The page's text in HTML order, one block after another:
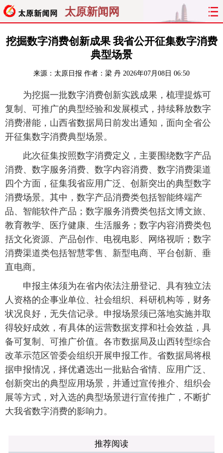
太原新闻网
首页 聚焦 太原 山西
关注
旅游 理财 政务 教育
看天下 晋月读
太原日报 太原晚报 热评 社区
挖掘数字消费创新成果 我省公开征集数字消费
典型场景
来源： 太原日报 作者：梁 丹 2026年07月08日 06:50
为挖掘一批数字消费创新实践成果，梳理提炼可
复制、可推广的典型经验和发展模式，持续释放数字
消费潜能，山西省数据局日前发出通知，面向全省公
开征集数字消费典型场景。
此次征集按照数字消费定义，主要围绕数字产品
消费、数字服务消费、数字内容消费、数字消费渠道
四个方面，征集我省应用广泛、创新突出的典型数字
消费场景。其中，数字产品消费类包括智能终端产
品、智能软件产品；数字服务消费类包括文博文旅、
教育教学、医疗健康、生活服务；数字内容消费类包
括文化资源、产品创作、电视电影、网络视听；数字
消费渠道类包括智慧零售、新型电商、平台创新、垂
直电商。
申报主体须为在省内依法注册登记、具有独立法
人资格的企事业单位、社会组织、科研机构等，财务
状况良好，无失信记录。申报场景须已落地实施并取
得较好成效，有具体的运营数据支撑和社会效益，具
备可复制、可推广价值。各市数据局及山西转型综合
改革示范区管委会组织开展申报工作。省数据局将根
据申报情况，择优遴选出一批贴合省情、应用广泛、
创新突出的典型应用场景，并通过宣传推介、组织会
展等方式，对入选的典型场景进行宣传推广，不断扩
大我省数字消费的影响力。
推荐阅读